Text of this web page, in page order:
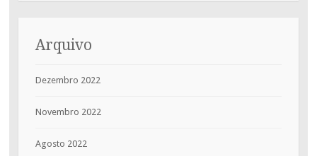
Arquivo
Dezembro 2022
Novembro 2022
Agosto 2022